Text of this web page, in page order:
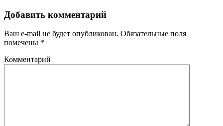
Добавить комментарий
Ваш e-mail не будет опубликован. Обязательные поля
помечены *
Комментарий